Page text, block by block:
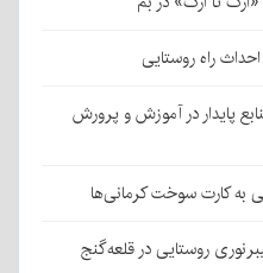
راه روستایی
پایدار در آموزش و پرورش